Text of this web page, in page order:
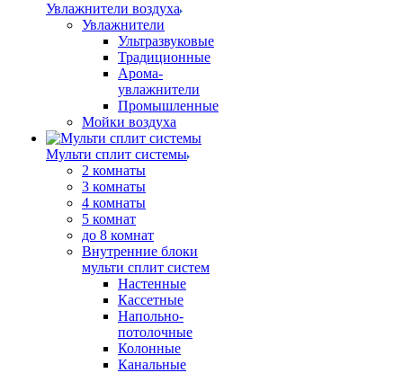
Увлажнители воздуха
Увлажнители
Ультразвуковые
Традиционные
Арома-
увлажнители
Промышленные
Мойки воздуха
Мульти сплит системы
2 комнаты
3 комнаты
4 комнаты
5 комнат
до 8 комнат
Внутренние блоки
мульти сплит систем
Настенные
Кассетные
Напольно-
потолочные
Колонные
Канальные